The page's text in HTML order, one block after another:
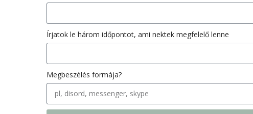
Írjatok le három időpontot, ami nektek megfelelő lenne
Megbeszélés formája?